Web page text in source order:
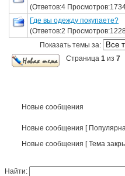
(Ответов:4
Где вы одежду покупаете?
(Ответов:2
Показать темы за:
Страница 1 из 7
Новые сообщения
Новые сообщения [
Новые сообщения [ Тема
Найти: